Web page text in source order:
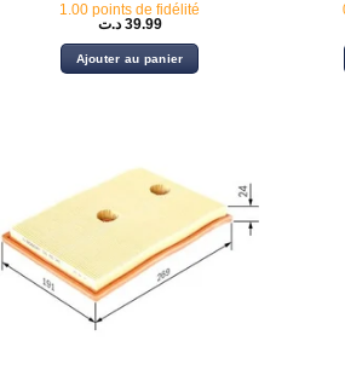
1.00 points de fidélité
39.99 د.ت
Ajouter au panier